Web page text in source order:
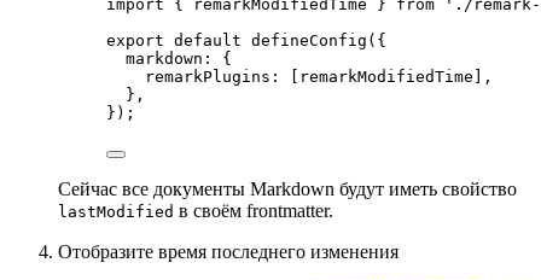
import { remarkModifiedTime } from ' ./
export default defineConfig ({
markdown: {
remarkPlugins: [ remarkModifiedTime ],
},
});
Сейчас все документы Markdown будут иметь свойство
lastModified в своём frontmatter.
Отобразите время последнего изменения